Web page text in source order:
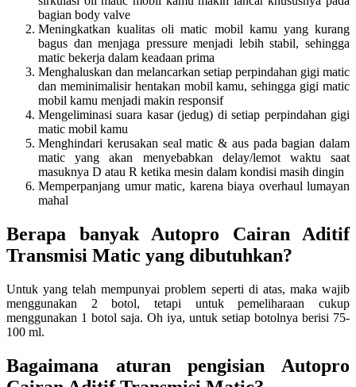
bagian body valve
Meningkatkan kualitas oli matic mobil kamu yang kurang
bagus dan menjaga pressure menjadi lebih stabil, sehingga
matic bekerja dalam keadaan prima
Menghaluskan dan melancarkan setiap perpindahan gigi matic
dan meminimalisir hentakan mobil kamu, sehingga gigi matic
mobil kamu menjadi makin responsif
Mengeliminasi suara kasar (jedug) di setiap perpindahan gigi
matic mobil kamu
Menghindari kerusakan seal matic & aus pada bagian dalam
matic yang akan menyebabkan delay/lemot waktu saat
masuknya D atau R ketika mesin dalam kondisi masih dingin
Memperpanjang umur matic, karena biaya overhaul lumayan
mahal
Berapa banyak Autopro Cairan Aditif
Transmisi Matic yang dibutuhkan?
Untuk yang telah mempunyai problem seperti di atas, maka wajib
menggunakan 2 botol, tetapi untuk pemeliharaan cukup
menggunakan 1 botol saja. Oh iya, untuk setiap botolnya berisi 75-
100 ml.
Bagaimana aturan pengisian Autopro